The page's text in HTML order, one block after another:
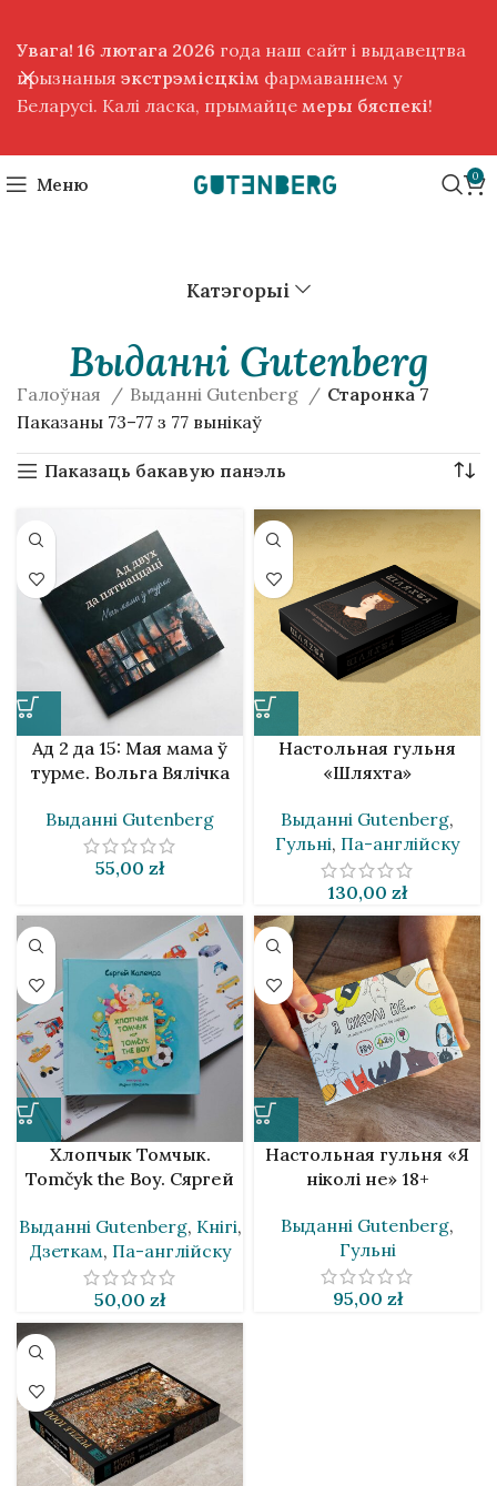
Меню 0
Катэгорыі
Выданнi Gutenberg
Галоўная Выданнi Gutenberg
Старонка 7
Паказаны 73–77 з 77 вынікаў
Паказаць бакавую панэль
Ад 2 да 15: Мая мама ў
турме. Вольга Вялічка
Выданнi Gutenberg
55,00 zł
Настольная гульня
«Шляхта»
Выданнi Gutenberg,
Гульні, Па-англійску
130,00 zł
Хлопчык Томчык.
Tomčyk the Boy. Сяргей
Выданнi Gutenberg, Кнігі,
Дзеткам, Па-англійску
50,00 zł
Настольная гульня «Я
ніколі не» 18+
Выданнi Gutenberg,
Гульні
95,00 zł
Увага! 16 лютага 2026 года наш сайт і выдавецтва
прызнаныя экстрэмісцкім фармаваннем у
Беларусі. Калі ласка, прымайце меры бяспекі!